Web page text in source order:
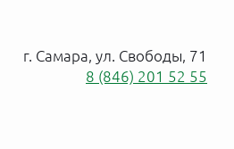
г. Самара, ул. Свободы, 71
8 (846) 201 52 55